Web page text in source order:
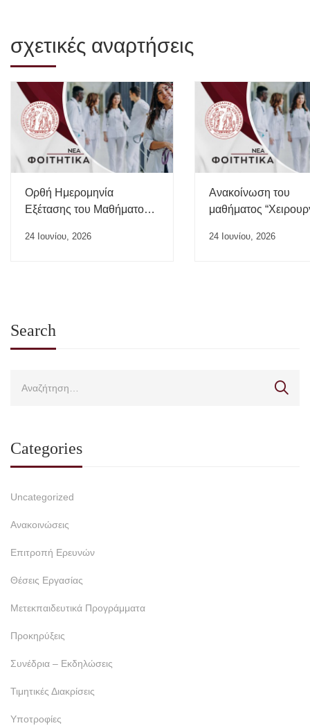
σχετικές αναρτήσεις
Ορθή Ημερομηνία
Εξέτασης του Μαθήματος
24 Ιουνίου, 2026
Ανακοίνωση του
μαθήματος
24 Ιουνίου, 2026
Search
Categories
Uncategorized
Ανακοινώσεις
Επιτροπή Ερευνών
Θέσεις Εργασίας
Μετεκπαιδευτικά Προγράμματα
Προκηρύξεις
Συνέδρια – Εκδηλώσεις
Τιμητικές Διακρίσεις
Υποτροφίες